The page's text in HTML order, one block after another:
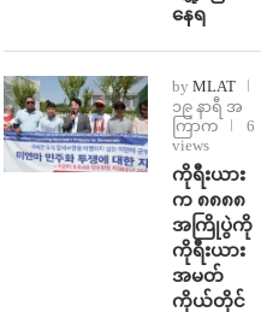
နေရ
by MLAT
၁၉ နာရီ အ
ကြာက
6
views
ကိုရီးယား
က ၈၈၈၈
အကြိုပွဲကို
ကိုရီးယား
အမတ်
ကိုယ်တိုင်